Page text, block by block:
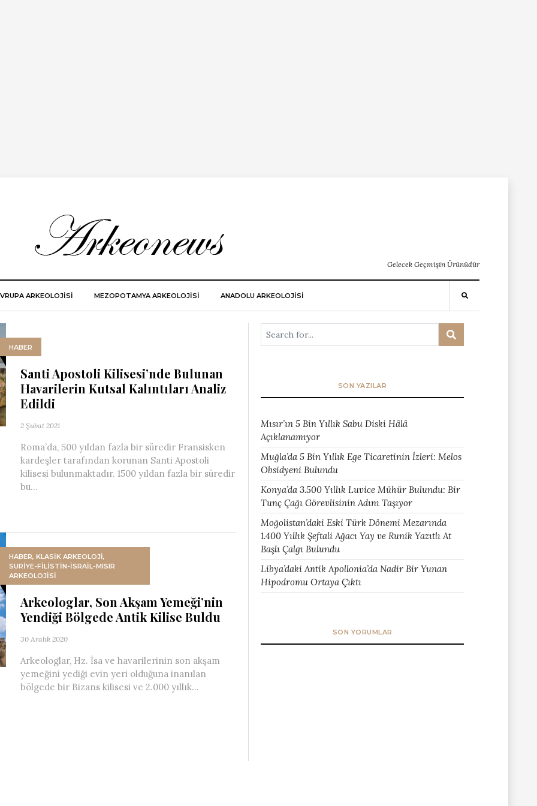
Gelecek Geçmişin Ürünüdür
ARKEOLOJISI MEZOPOTAMYA ARKEOLOJISI ANADOLU ARKEOLOJİSİ
HABER
Santi Apostoli Kilisesi’nde Bulunan
Havarilerin Kutsal Kalıntıları Analiz
Edildi
2 Şubat 2021
Roma’da, 500 yıldan fazla bir süredir Fransisken
kardeşler tarafından korunan Santi Apostoli
kilisesi bulunmaktadır. 1500 yıldan fazla bir süredir
bu...
HABER, KLASİK ARKEOLOJİ,
SURIYE-FILISTIN-İSRAIL-MISIR
ARKEOLOJISI
Arkeologlar, Son Akşam Yemeği’nin
Yendiği Bölgede Antik Kilise Buldu
30 Aralık 2020
Arkeologlar, Hz. İsa ve havarilerinin son akşam
yemeğini yediği evin yeri olduğuna inanılan
bölgede bir Bizans kilisesi ve 2.000 yıllık...
SON YAZILAR
Mısır’ın 5 Bin Yıllık Sabu Diski Hâlâ
Açıklanamıyor
Muğla’da 5 Bin Yıllık Ege Ticaretinin İzleri: Melos
Obsidyeni Bulundu
Konya’da 3.500 Yıllık Luvice Mühür Bulundu: Bir
Tunç Çağı Görevlisinin Adını Taşıyor
Moğolistan’daki Eski Türk Dönemi Mezarında
1.400 Yıllık Şeftali Ağacı Yay ve Runik Yazıtlı At
Başlı Çalgı Bulundu
Libya’daki Antik Apollonia’da Nadir Bir Yunan
Hipodromu Ortaya Çıktı
SON YORUMLAR